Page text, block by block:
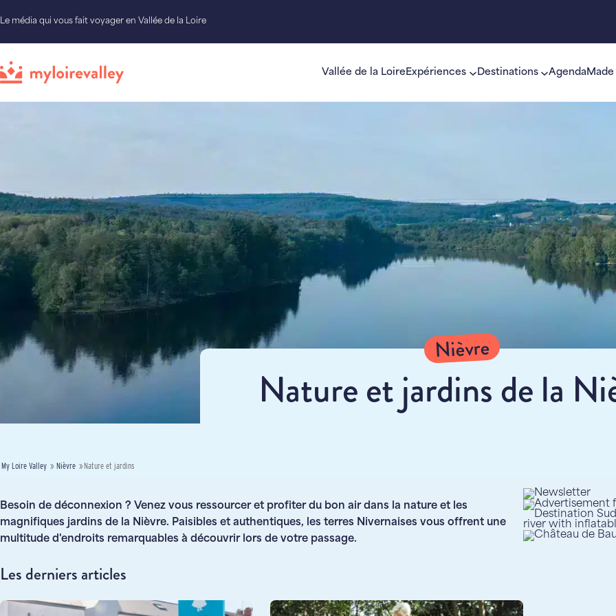
Le média qui vous fait voyager en Vallée de la Loire
Vallée de la Loire Expériences Destinations Agenda
Nièvre
Nature et jardins de la
My Loire Valley » Nièvre »Nature et jardins
Besoin de déconnexion ? Venez vous ressourcer et profiter du bon air dans la nature et les
magnifiques jardins de la Nièvre. Paisibles et authentiques, les terres Nivernaises vous offrent une
multitude d'endroits remarquables à découvrir lors de votre passage.
Les derniers articles